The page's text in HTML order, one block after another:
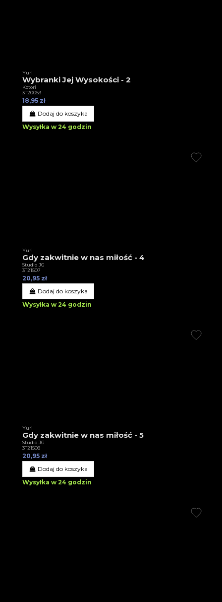
Yuri
Wybranki Jej Wysokości - 2
Kotori
3T20053
18,95 zł
Dodaj do koszyka
Wysyłka w 24 godzin
Yuri
Gdy zakwitnie w nas miłość - 4
Studio JG
3T21507
20,95 zł
Dodaj do koszyka
Wysyłka w 24 godzin
Yuri
Gdy zakwitnie w nas miłość - 5
Studio JG
3T21508
20,95 zł
Dodaj do koszyka
Wysyłka w 24 godzin